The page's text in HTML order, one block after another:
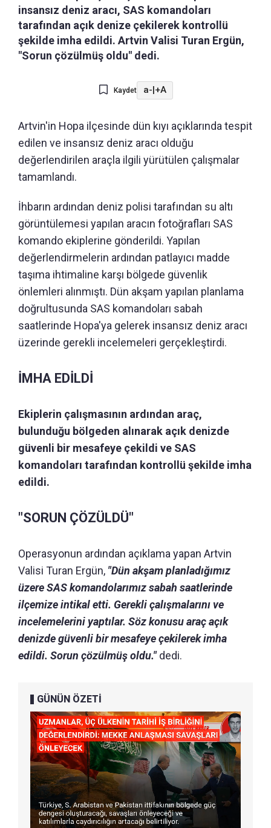
insansız deniz aracı, SAS komandoları
tarafından açık denize çekilerek kontrollü
şekilde imha edildi. Artvin Valisi Turan Ergün,
"Sorun çözülmüş oldu" dedi.
Kaydet a- +A
Artvin'in Hopa ilçesinde dün kıyı açıklarında tespit
edilen ve insansız deniz aracı olduğu
değerlendirilen araçla ilgili yürütülen çalışmalar
tamamlandı.
İhbarın ardından deniz polisi tarafından su altı
görüntülemesi yapılan aracın fotoğrafları SAS
komando ekiplerine gönderildi. Yapılan
değerlendirmelerin ardından patlayıcı madde
taşıma ihtimaline karşı bölgede güvenlik
önlemleri alınmıştı. Dün akşam yapılan planlama
doğrultusunda SAS komandoları sabah
saatlerinde Hopa'ya gelerek insansız deniz aracı
üzerinde gerekli incelemeleri gerçekleştirdi.
İMHA EDİLDİ
Ekiplerin çalışmasının ardından araç,
bulunduğu bölgeden alınarak açık denizde
güvenli bir mesafeye çekildi ve SAS
komandoları tarafından kontrollü şekilde imha
edildi.
"SORUN ÇÖZÜLDÜ"
Operasyonun ardından açıklama yapan Artvin
Valisi Turan Ergün, "Dün akşam planladığımız
üzere SAS komandolarımız sabah saatlerinde
ilçemize intikal etti. Gerekli çalışmalarını ve
incelemelerini yaptılar. Söz konusu araç açık
denizde güvenli bir mesafeye çekilerek imha
edildi. Sorun çözülmüş oldu."dedi.
GÜNÜN ÖZETİ